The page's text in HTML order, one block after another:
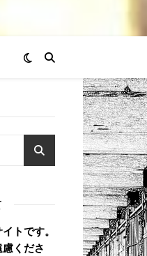
トです。
くださ